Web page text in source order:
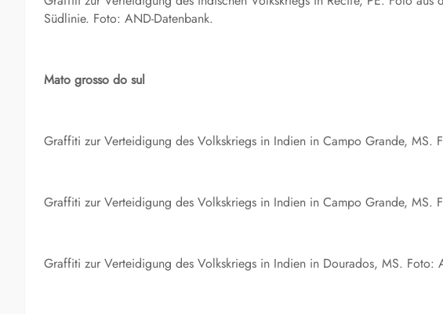
Südlinie. Foto: AND-Datenbank.
Mato grosso do sul
Graffiti zur Verteidigung des Volkskriegs in Indien in Campo Grande, MS.
Graffiti zur Verteidigung des Volkskriegs in Indien in Campo Grande, MS.
Graffiti zur Verteidigung des Volkskriegs in Indien in Dourados, MS. Foto: